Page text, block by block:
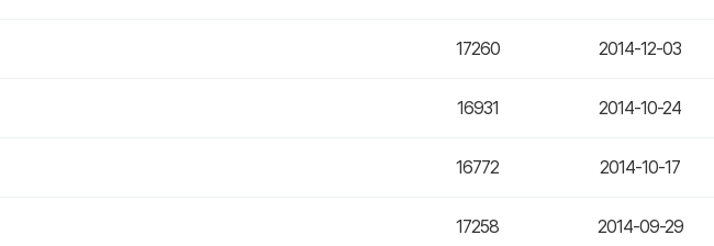
17260 2014-12-03
16931 2014-10-24
16772 2014-10-17
17258 2014-09-29